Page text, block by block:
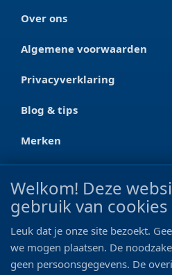
Over ons
Algemene voorwaarden
Privacyverklaring
Blog & tips
Merken
Ootmarsumseweg 125a
0546 - 622 990
Welkom! Deze
gebruik van cookies
Leuk dat je onze site bezoekt.
we mogen plaatsen. De
geen persoonsgegevens. De